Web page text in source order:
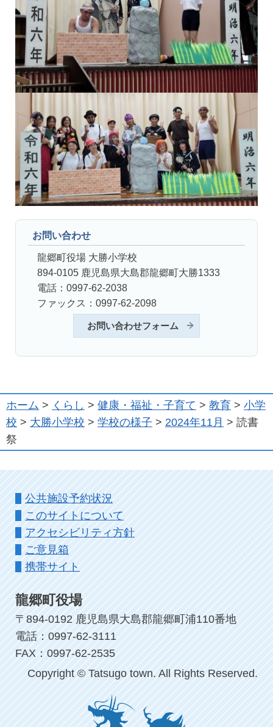
お問い合わせ
龍郷町役場 大勝小学校
894-0105 鹿児島県大島郡龍郷町大勝1333
電話：0997-62-2038
ファックス：0997-62-2098
お問い合わせフォーム
ホーム > くらし > 健康・福祉・子育て > 教育 > 小学
校 > 大勝小学校 > 学校の様子 > 2024年11月 > 読書
祭
公共施設予約状況
このサイトについて
アクセシビリティ方針
ご意見箱
携帯サイト
龍郷町役場
〒894-0192 鹿児島県大島郡龍郷町浦110番地
電話：0997-62-3111
FAX：0997-62-2535
Copyright © Tatsugo town. All Rights Reserved.